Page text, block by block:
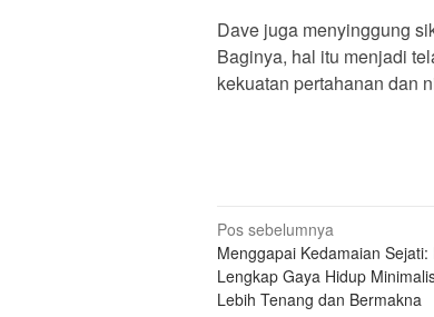
Dave juga menyinggung
Baginya, hal itu menjadi
kekuatan pertahanan dan
N
a
v
Pos sebelumnya
Menggapai Kedamaian Sejati:
Lengkap Gaya Hidup
Lebih Tenang dan Bermakna